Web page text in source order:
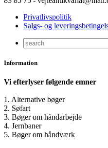
Privatlivspolitik
Salgs- og
Information
Vi efterlyser følgende emner
1. Alternative bøger
2. Søfart
3. Bøger om håndarbejde
4. Jernbaner
5. Bøger om håndværk